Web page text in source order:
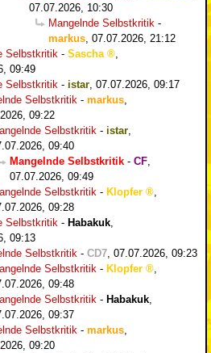
07.07.2026, 10:30
Mangelnde Selbstkritik -
markus 07.07.2026, 21:12
Selbstkritik - Sascha
09:49
Selbstkritik - istar 07.07.2026, 09:17
Selbstkritik - markus
09:22
Selbstkritik - istar
09:40
Mangelnde Selbstkritik - CF
07.07.2026, 09:49
Selbstkritik - Klopfer
09:28
Selbstkritik - Habakuk
09:13
Selbstkritik - CD7 07.07.2026, 09:23
Selbstkritik - Klopfer
09:48
Selbstkritik - Habakuk
09:37
Selbstkritik - markus
09:20